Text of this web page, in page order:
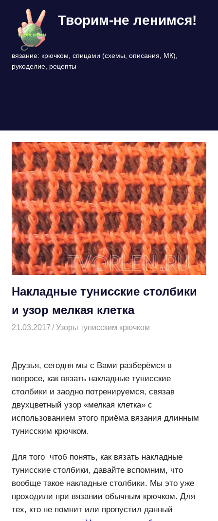
содержимому
Творим-не ленимся!
вязание: крючком, спицами (схемы, описания, МК),
рукоделие, рецепты
Накладные тунисские столбики
и узор мелкая клетка
21.03.2017 Творогова Елена
Узоры тунисским крючком
Друзья, сегодня мы с Вами разберёмся в
вопросе, как вязать накладные тунисские
столбики и заодно потренируемся, связав
двухцветный узор «мелкая клетка» с
использованием этого приёма вязания длинным
тунисским крючком.
Для того чтоб понять, как вязать накладные
тунисские столбики, давайте вспомним, что
вообще такое накладные столбики. Мы это уже
проходили при вязании обычным крючком. Для
тех, кто не помнит или пропустил данный